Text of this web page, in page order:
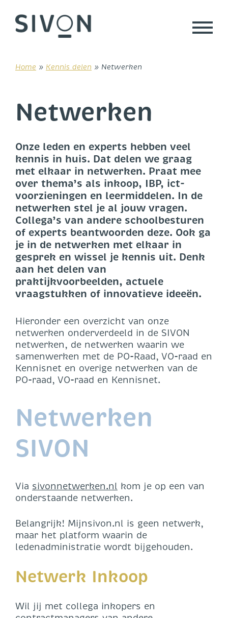
content
Home » Kennis delen » Netwerken
Netwerken
Onze leden en experts hebben veel
kennis in huis. Dat delen we graag
met elkaar in netwerken. Praat mee
over thema’s als inkoop, IBP, ict-
voorzieningen en leermiddelen. In de
netwerken stel je al jouw vragen.
Collega’s van andere schoolbesturen
of experts beantwoorden deze. Ook ga
je in de netwerken met elkaar in
gesprek en wissel je kennis uit. Denk
aan het delen van
praktijkvoorbeelden, actuele
vraagstukken of innovatieve ideeën.
Hieronder een overzicht van onze
netwerken onderverdeeld in de SIVON
netwerken, de netwerken waarin we
samenwerken met de PO-Raad, VO-raad en
Kennisnet en overige netwerken van de
PO-raad, VO-raad en Kennisnet.
Netwerken
SIVON
Via sivonnetwerken.nl kom je op een van
onderstaande netwerken.
Belangrijk! Mijnsivon.nl is geen netwerk,
maar het platform waarin de
ledenadministratie wordt bijgehouden.
Netwerk Inkoop
Wil jij met collega inkopers en